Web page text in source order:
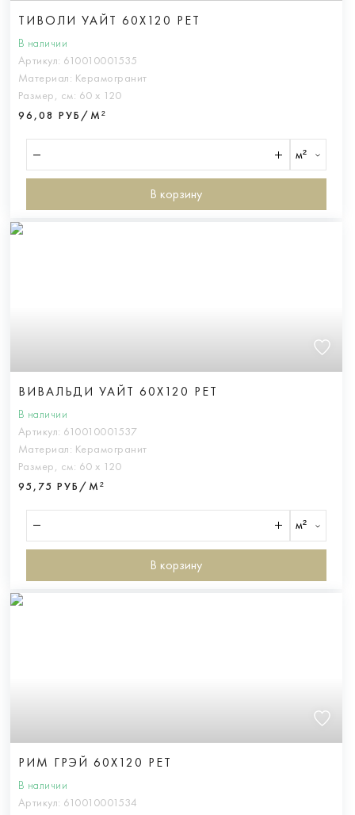
ТИВОЛИ УАЙТ 60X120 РЕТ
В наличии
Артикул: 610010001535
Материал: Керамогранит
Размер, см: 60 х 120
96,08 РУБ/М²
м²
В корзину
ВИВАЛЬДИ УАЙТ 60X120 РЕТ
В наличии
Артикул: 610010001537
Материал: Керамогранит
Размер, см: 60 х 120
95,75 РУБ/М²
м²
В корзину
РИМ ГРЭЙ 60X120 РЕТ
В наличии
Артикул: 610010001534